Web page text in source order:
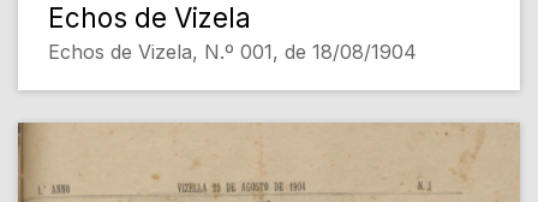
Echos de Vizela
Echos de Vizela, N.º 001, de 18/08/1904